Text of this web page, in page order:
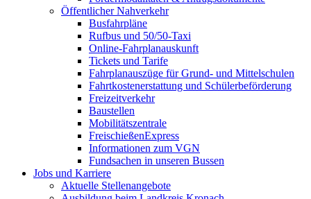
Öffentlicher Nahverkehr
Busfahrpläne
Rufbus und 50/50-Taxi
Online-Fahrplanauskunft
Tickets und Tarife
Fahrplanauszüge für Grund- und Mittelschulen
Fahrtkostenerstattung und Schülerbeförderung
Freizeitverkehr
Baustellen
Mobilitätszentrale
FreischießenExpress
Informationen zum VGN
Fundsachen in unseren Bussen
Jobs und Karriere
Aktuelle Stellenangebote